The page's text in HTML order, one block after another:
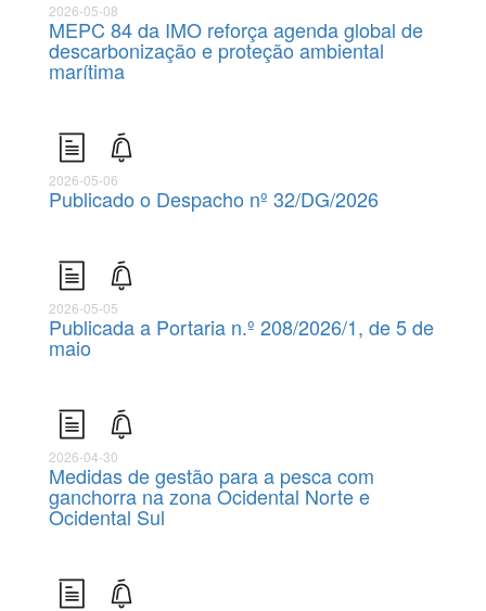
2026-05-08
MEPC 84 da IMO reforça agenda global de
descarbonização e proteção ambiental
marítima
2026-05-06
Publicado o Despacho nº 32/DG/2026
2026-05-05
Publicada a Portaria n.º 208/2026/1, de 5 de
maio
2026-04-30
Medidas de gestão para a pesca com
ganchorra na zona Ocidental Norte e
Ocidental Sul